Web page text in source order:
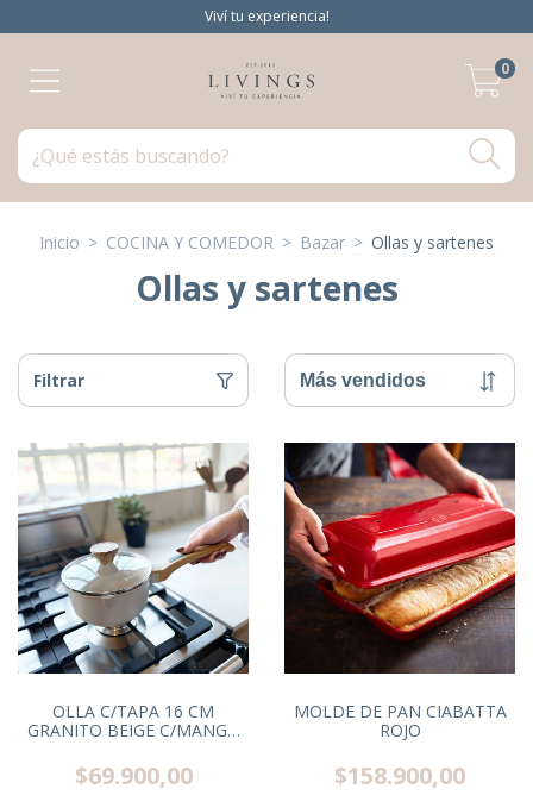
Viví tu experiencia!
0
Inicio > COCINA Y COMEDOR > Bazar > Ollas y sartenes
Ollas y sartenes
Filtrar
OLLA C/TAPA 16 CM
GRANITO BEIGE C/MANGO
$69.900,00
MOLDE DE PAN CIABATTA
ROJO
$158.900,00